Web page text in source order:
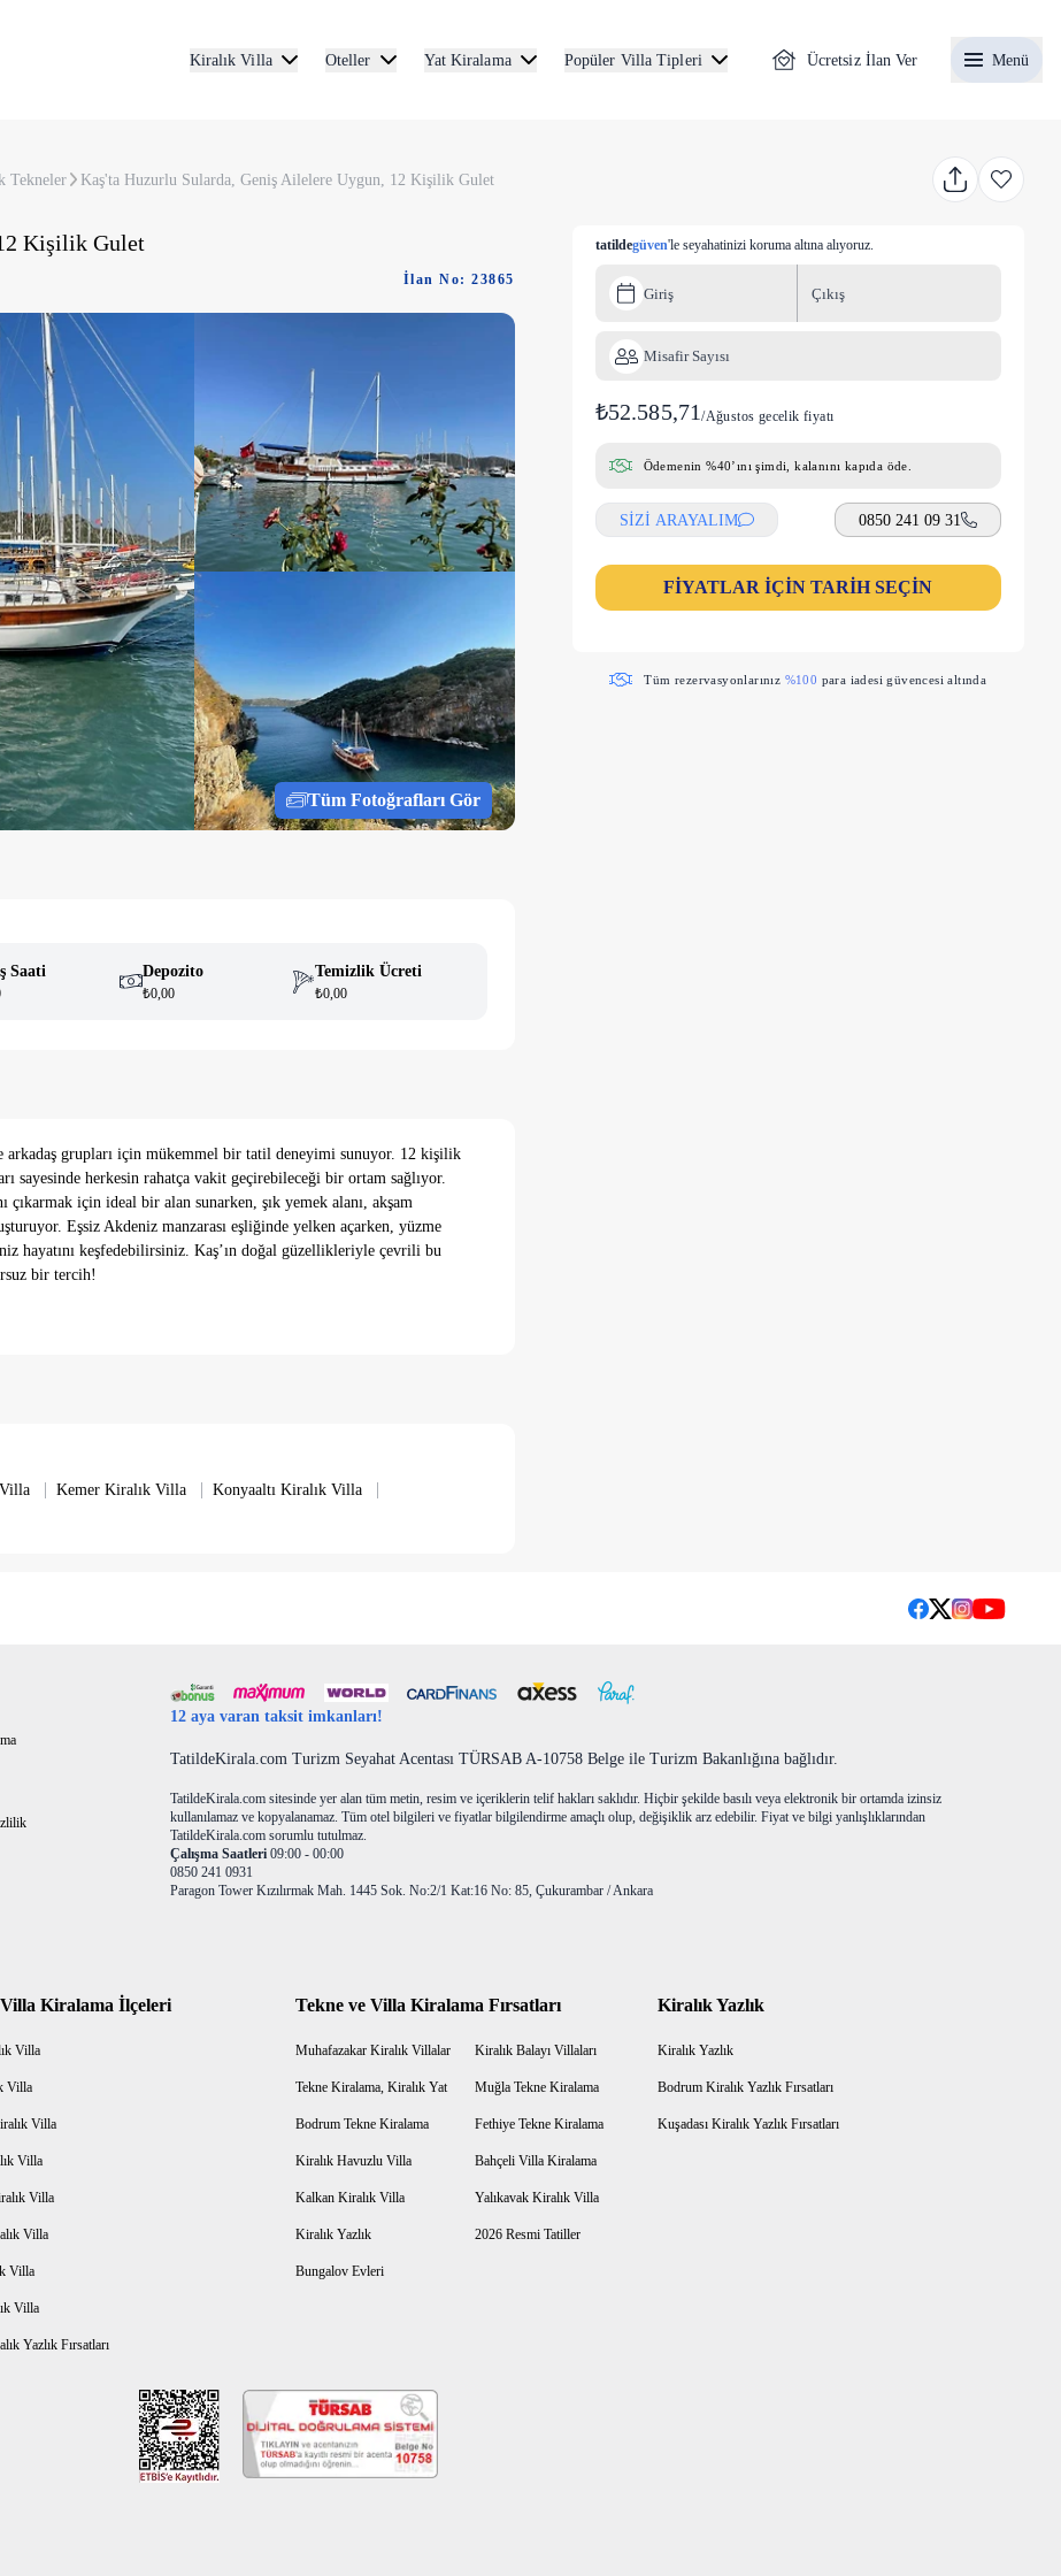
Kiralık Villa
Oteller Yat Kiralama Popüler Villa Tipleri Ücretsiz İlan Ver Menü
Tekneler Kaş'ta Huzurlu Sularda, Geniş Ailelere Uygun, 12 Kişilik Gulet
Kişilik Gulet
İlan No: 23865
Tüm Fotoğrafları Gör
Saati Depozito
₺0,00
Temizlik Ücreti
₺0,00
arkadaş grupları için mükemmel bir tatil deneyimi sunuyor. 12 kişilik
sayesinde herkesin rahatça vakit geçirebileceği bir ortam sağlıyor.
çıkarmak için ideal bir alan sunarken, şık yemek alanı, akşam
Eşsiz Akdeniz manzarası eşliğinde yelken açarken, yüzme
hayatını keşfedebilirsiniz. Kaş’ın doğal güzellikleriyle çevrili bu
bir tercih!
| Kemer Kiralık Villa | Konyaaltı Kiralık Villa |
tatildegüven'le seyahatinizi koruma altına alıyoruz.
Giriş Çıkış
Misafir Sayısı
₺52.585,71/Ağustos gecelik fiyatı
Ödemenin %40’ını şimdi, kalanını kapıda öde.
SİZİ ARAYALIM 0850 241 09 31
FİYATLAR İÇİN TARİH SEÇİN
Tüm rezervasyonlarınız %100 para iadesi güvencesi altında
12 aya varan taksit imkanları!
TatildeKirala.com Turizm Seyahat Acentası TÜRSAB A-10758 Belge ile Turizm Bakanlığına bağlıdır.
TatildeKirala.com sitesinde yer alan tüm metin, resim ve içeriklerin telif hakları saklıdır. Hiçbir şekilde basılı veya elektronik bir ortamda izinsiz
kullanılamaz ve kopyalanamaz. Tüm otel bilgileri ve fiyatlar bilgilendirme amaçlı olup, değişiklik arz edebilir. Fiyat ve bilgi yanlışlıklarından
TatildeKirala.com sorumlu tutulmaz.
Çalışma Saatleri 09:00 - 00:00
0850 241 0931
Paragon Tower Kızılırmak Mah. 1445 Sok. No:2/1 Kat:16 No: 85, Çukurambar / Ankara
Kiralama İlçeleri
Villa
Villa
Villa
Villa
Villa
Villa
Villa
Villa
Yazlık Fırsatları
Tekne ve Villa Kiralama Fırsatları
Muhafazakar Kiralık Villalar Kiralık Balayı Villaları
Tekne Kiralama, Kiralık Yat Muğla Tekne Kiralama
Bodrum Tekne Kiralama Fethiye Tekne Kiralama
Kiralık Havuzlu Villa Bahçeli Villa Kiralama
Kalkan Kiralık Villa Yalıkavak Kiralık Villa
Kiralık Yazlık 2026 Resmi Tatiller
Bungalov Evleri
Kiralık Yazlık
Kiralık Yazlık
Bodrum Kiralık Yazlık Fırsatları
Kuşadası Kiralık Yazlık Fırsatları